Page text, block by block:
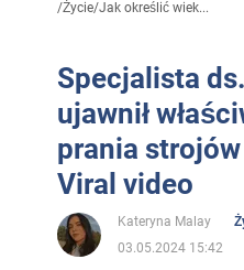
/Życie/Jak określić wiek...
Specjalista
ujawnił
prania
Viral video
Kateryna Malay
03.05.2024 15:42